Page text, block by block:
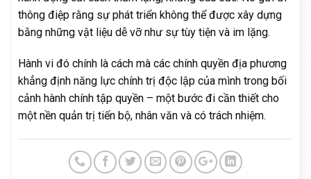
thông điệp rằng sự phát triển không thể được xây dựng
bằng những vật liệu dễ vỡ như sự tùy tiện và im lặng.
Hành vi đó chính là cách mà các chính quyền địa phương
khẳng định năng lực chính trị độc lập của mình trong bối
cảnh hành chính tập quyền – một bước đi cần thiết cho
một nền quản trị tiến bộ, nhân văn và có trách nhiệm.